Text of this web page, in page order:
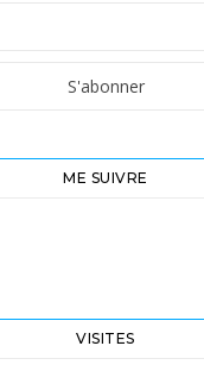
ME SUIVRE
VISITES